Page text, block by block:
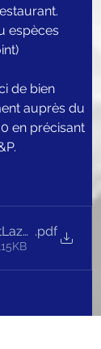
espèces
de bien
auprès du
en précisant
.pdf